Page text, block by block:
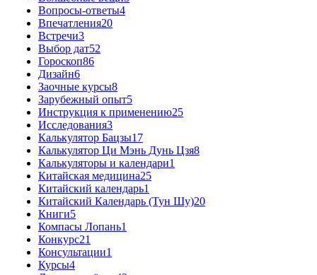
Вопросы-ответы4
Впечатления20
Встречи3
Выбор дат52
Гороскоп86
Дизайн6
Заочные курсы8
Зарубежный опыт5
Инструкция к применению25
Исследования3
Калькулятор Бацзы17
Калькулятор Ци Мэнь Дунь Цзя8
Калькуляторы и календари1
Китайская медицина25
Китайский календарь1
Китайский Календарь (Тун Шу)20
Книги5
Компасы Лопань1
Конкурс21
Консультации1
Курсы4